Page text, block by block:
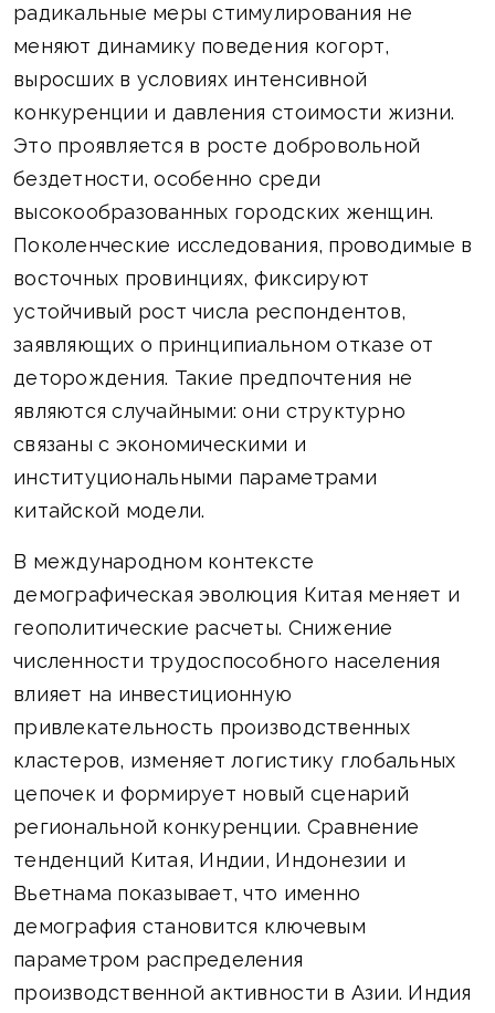
радикальные меры стимулирования не
меняют динамику поведения когорт,
выросших в условиях интенсивной
конкуренции и давления стоимости жизни.
Это проявляется в росте добровольной
бездетности, особенно среди
высокообразованных городских женщин.
Поколенческие исследования, проводимые в
восточных провинциях, фиксируют
устойчивый рост числа респондентов,
заявляющих о принципиальном отказе от
деторождения. Такие предпочтения не
являются случайными: они структурно
связаны с экономическими и
институциональными параметрами
китайской модели.
В международном контексте
демографическая эволюция Китая меняет и
геополитические расчеты. Снижение
численности трудоспособного населения
влияет на инвестиционную
привлекательность производственных
кластеров, изменяет логистику глобальных
цепочек и формирует новый сценарий
региональной конкуренции. Сравнение
тенденций Китая, Индии, Индонезии и
Вьетнама показывает, что именно
демография становится ключевым
параметром распределения
производственной активности в Азии. Индия